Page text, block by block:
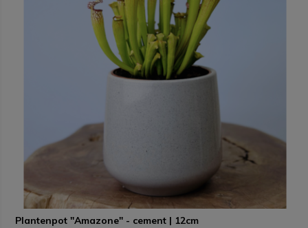
Plantenpot "Amazone" - cement | 12cm